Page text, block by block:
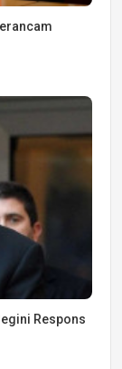
Respons